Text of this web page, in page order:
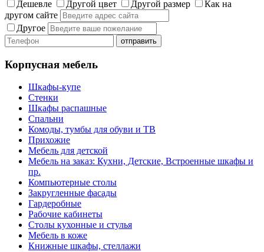
Дешевле
Другой цвет Другой размер
Как на
другом сайте
Другое
Корпусная мебель
Шкафы-купе
Стенки
Шкафы распашные
Спальни
Комоды, тумбы для обуви и ТВ
Прихожие
Мебель для детской
Мебель на заказ: Кухни, Детские, Встроенные шкафы и
пр.
Компьютерные столы
Закругленные фасады
Гардеробные
Рабочие кабинеты
Столы кухонные и стулья
Мебель в коже
Книжные шкафы, стеллажи